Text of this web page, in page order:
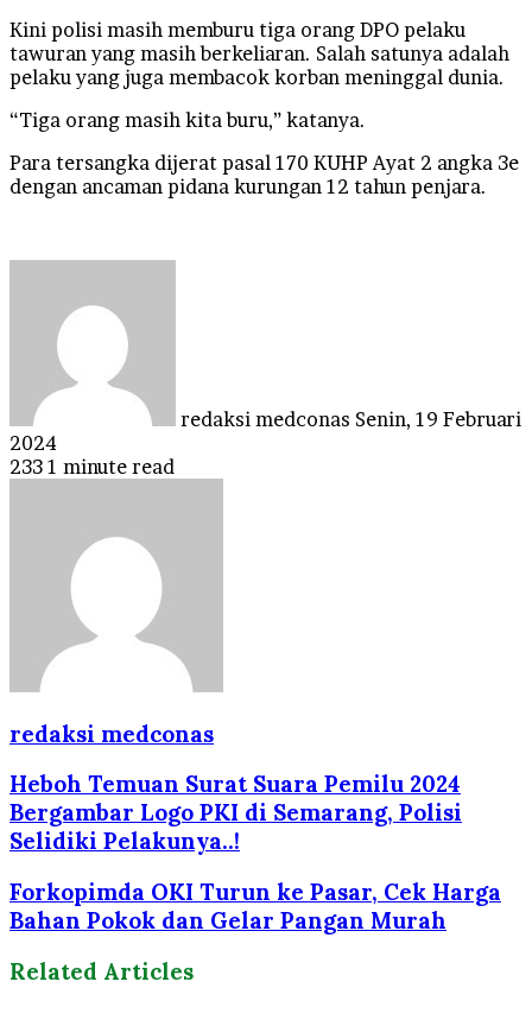
Kini polisi masih memburu tiga orang DPO pelaku
tawuran yang masih berkeliaran. Salah satunya adalah
pelaku yang juga membacok korban meninggal dunia.
“Tiga orang masih kita buru,” katanya.
Para tersangka dijerat pasal 170 KUHP Ayat 2 angka 3e
dengan ancaman pidana kurungan 12 tahun penjara.
redaksi medconas Senin, 19 Februari
2024
233 1 minute read
redaksi medconas
Heboh Temuan Surat Suara Pemilu 2024
Bergambar Logo PKI di Semarang, Polisi
Selidiki Pelakunya..!
Forkopimda OKI Turun ke Pasar, Cek Harga
Bahan Pokok dan Gelar Pangan Murah
Related Articles